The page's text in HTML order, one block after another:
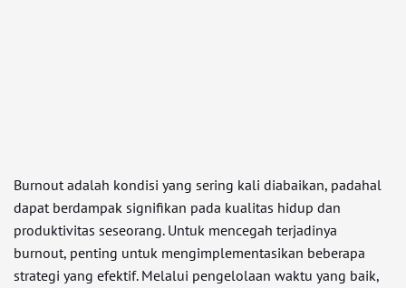
Burnout adalah kondisi yang sering kali diabaikan, padahal
dapat berdampak signifikan pada kualitas hidup dan
produktivitas seseorang. Untuk mencegah terjadinya
burnout, penting untuk mengimplementasikan beberapa
strategi yang efektif. Melalui pengelolaan waktu yang baik,